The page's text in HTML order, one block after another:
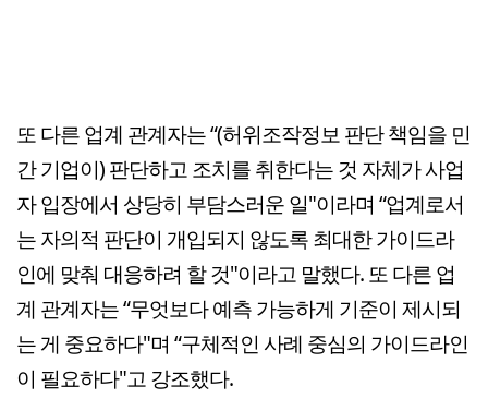
또 다른 업계 관계자는 “(허위조작정보 판단 책임을 민
간 기업이) 판단하고 조치를 취한다는 것 자체가 사업
자 입장에서 상당히 부담스러운 일"이라며 “업계로서
는 자의적 판단이 개입되지 않도록 최대한 가이드라
인에 맞춰 대응하려 할 것"이라고 말했다. 또 다른 업
계 관계자는 “무엇보다 예측 가능하게 기준이 제시되
는 게 중요하다"며 “구체적인 사례 중심의 가이드라인
이 필요하다"고 강조했다.